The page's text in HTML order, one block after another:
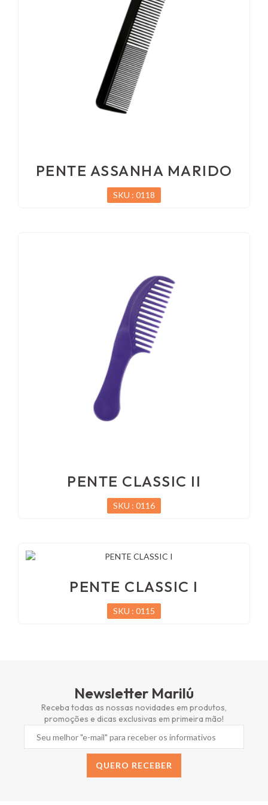
PENTE ASSANHA MARIDO
SKU : 0118
PENTE CLASSIC II
SKU : 0116
PENTE CLASSIC I
SKU : 0115
Newsletter Marilú
Receba todas as nossas novidades em produtos,
promoções e dicas exclusivas em primeira mão!
QUERO RECEBER